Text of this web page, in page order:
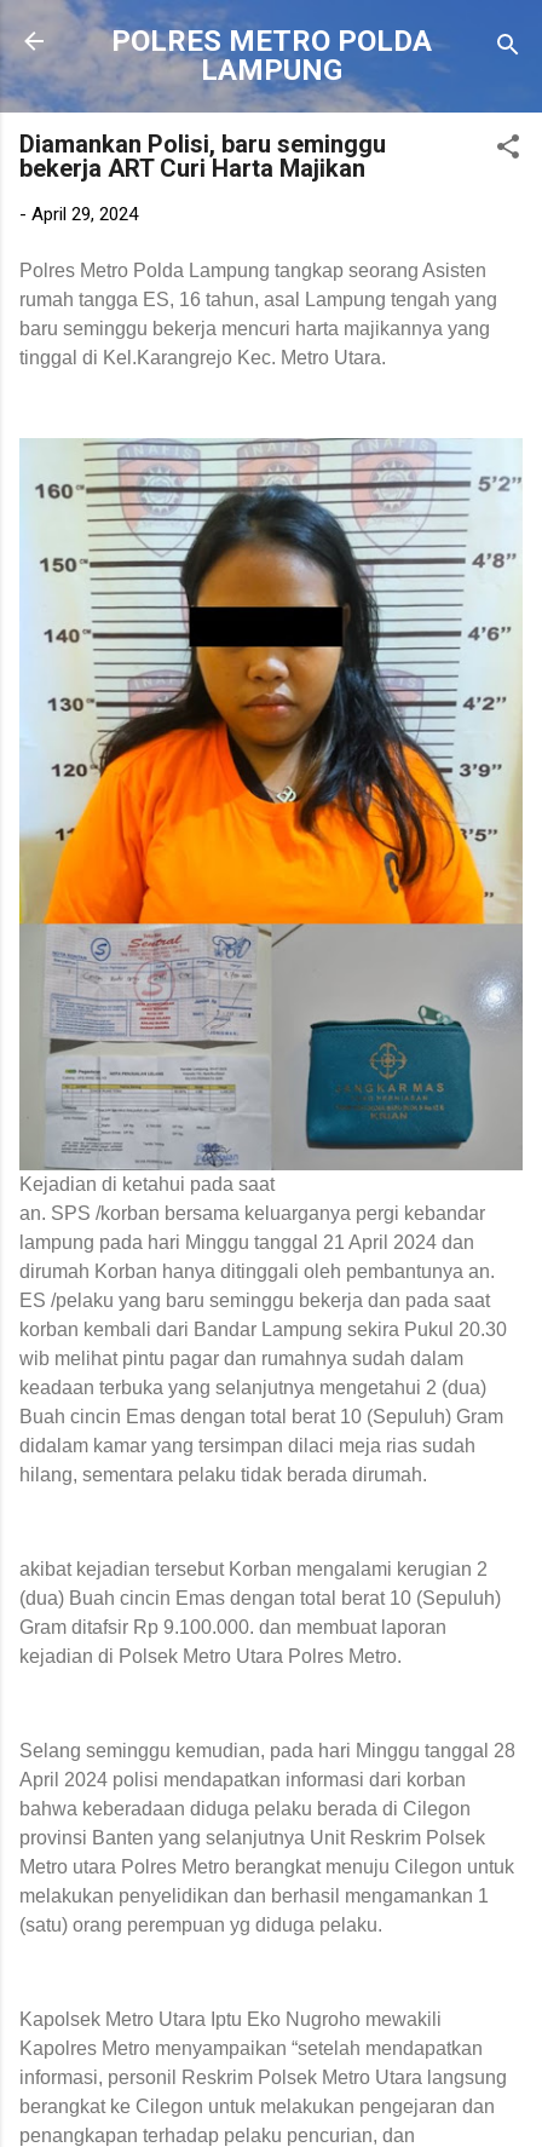
Langsung ke konten utama
POLRES METRO POLDA
LAMPUNG
Diamankan Polisi, baru seminggu
bekerja ART Curi Harta Majikan
- April 29, 2024
Polres Metro Polda Lampung tangkap seorang Asisten
rumah tangga ES, 16 tahun, asal Lampung tengah yang
baru seminggu bekerja mencuri harta majikannya yang
tinggal di Kel.Karangrejo Kec. Metro Utara.
Kejadian di ketahui pada saat
an. SPS /korban bersama keluarganya pergi kebandar
lampung pada hari Minggu tanggal 21 April 2024 dan
dirumah Korban hanya ditinggali oleh pembantunya an.
ES /pelaku yang baru seminggu bekerja dan pada saat
korban kembali dari Bandar Lampung sekira Pukul 20.30
wib melihat pintu pagar dan rumahnya sudah dalam
keadaan terbuka yang selanjutnya mengetahui 2 (dua)
Buah cincin Emas dengan total berat 10 (Sepuluh) Gram
didalam kamar yang tersimpan dilaci meja rias sudah
hilang, sementara pelaku tidak berada dirumah.
akibat kejadian tersebut Korban mengalami kerugian 2
(dua) Buah cincin Emas dengan total berat 10 (Sepuluh)
Gram ditafsir Rp 9.100.000. dan membuat laporan
kejadian di Polsek Metro Utara Polres Metro.
Selang seminggu kemudian, pada hari Minggu tanggal 28
April 2024 polisi mendapatkan informasi dari korban
bahwa keberadaan diduga pelaku berada di Cilegon
provinsi Banten yang selanjutnya Unit Reskrim Polsek
Metro utara Polres Metro berangkat menuju Cilegon untuk
melakukan penyelidikan dan berhasil mengamankan 1
(satu) orang perempuan yg diduga pelaku.
Kapolsek Metro Utara Iptu Eko Nugroho mewakili
Kapolres Metro menyampaikan “setelah mendapatkan
informasi, personil Reskrim Polsek Metro Utara langsung
berangkat ke Cilegon untuk melakukan pengejaran dan
penangkapan terhadap pelaku pencurian, dan